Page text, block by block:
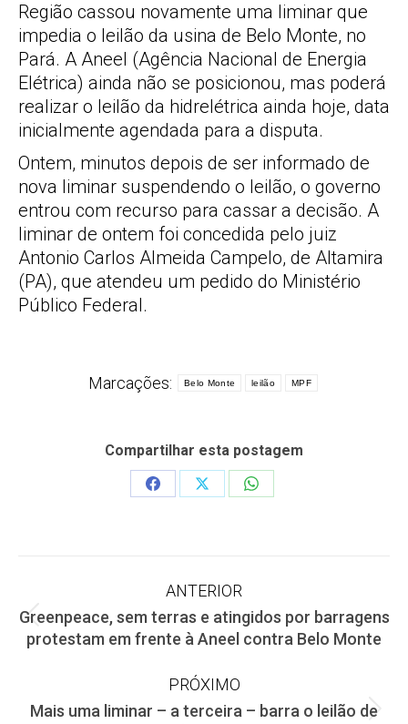
Região cassou novamente uma liminar que
impedia o leilão da usina de Belo Monte, no
Pará. A Aneel (Agência Nacional de Energia
Elétrica) ainda não se posicionou, mas poderá
realizar o leilão da hidrelétrica ainda hoje, data
inicialmente agendada para a disputa.
Ontem, minutos depois de ser informado de
nova liminar suspendendo o leilão, o governo
entrou com recurso para cassar a decisão. A
liminar de ontem foi concedida pelo juiz
Antonio Carlos Almeida Campelo, de Altamira
(PA), que atendeu um pedido do Ministério
Público Federal.
Marcações: Belo Monte leilão MPF
Compartilhar esta postagem
Share
Share
Share
Navegação
de
ANTERIOR
Post
anterior:
Greenpeace, sem terras e atingidos por barragens
protestam em frente à Aneel contra Belo Monte
PRÓXIMO
Próximo
Mais uma liminar – a terceira – barra o leilão de